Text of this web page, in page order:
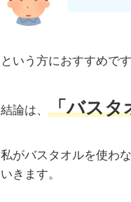
という方におすすめです
結論は、 「バスタ
私がバスタオルを使わ
いきます。